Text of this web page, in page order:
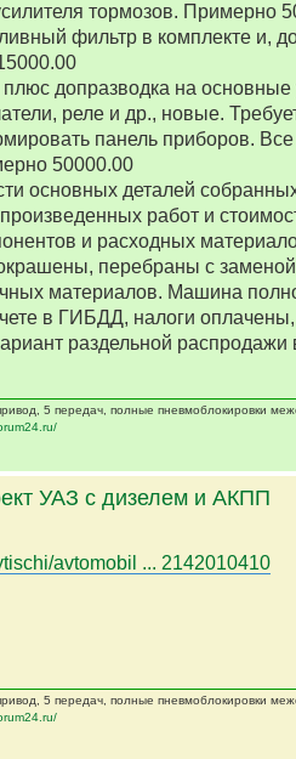
тормозов. Примерно
фильтр в комплекте и,
допразводка на
реле и др., новые.
панель приборов.
50000.00
основных деталей
работ и
и расходных
перебраны с
материалов. Машина
в ГИБДД, налоги оплачены,
раздельной распродажи
5 передач, полные пневмоблокировки
УАЗ с дизелем и АКПП
avtomobil ... 2142010410
5 передач, полные пневмоблокировки